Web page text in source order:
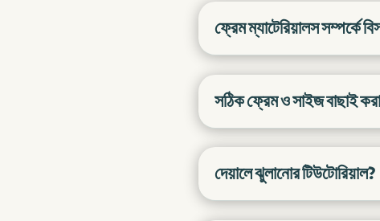
ফ্রেম ম্যাটেরিয়ালস সম্পর্কে
সঠিক ফ্রেম ও সাইজ বাছাই
দেয়ালে ঝুলানোর টিউটোরিয়াল?